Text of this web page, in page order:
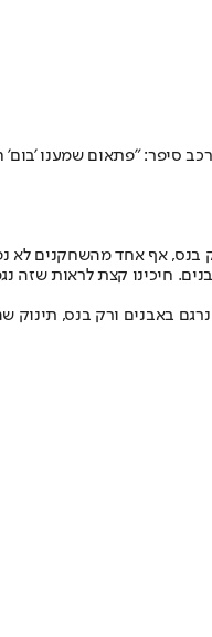
אף אחד מהשחקנים לא
חיכינו קצת לראות שזה
באבנים ורק בנס, תינוק